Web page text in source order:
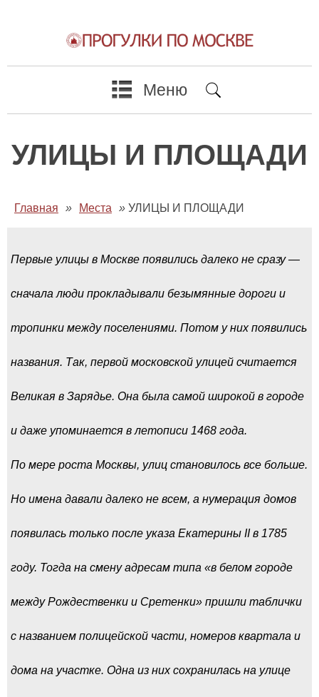
Меню
УЛИЦЫ И ПЛОЩАДИ
Главная » Места » УЛИЦЫ И ПЛОЩАДИ
Первые улицы в Москве появились далеко не сразу —
сначала люди прокладывали безымянные дороги и
тропинки между поселениями. Потом у них появились
названия. Так, первой московской улицей считается
Великая в Зарядье. Она была самой широкой в городе
и даже упоминается в летописи 1468 года.
По мере роста Москвы, улиц становилось все больше.
Но имена давали далеко не всем, а нумерация домов
появилась только после указа Екатерины II в 1785
году. Тогда на смену адресам типа «в белом городе
между Рождественки и Сретенки» пришли таблички
с названием полицейской части, номеров квартала и
дома на участке. Одна из них сохранилась на улице